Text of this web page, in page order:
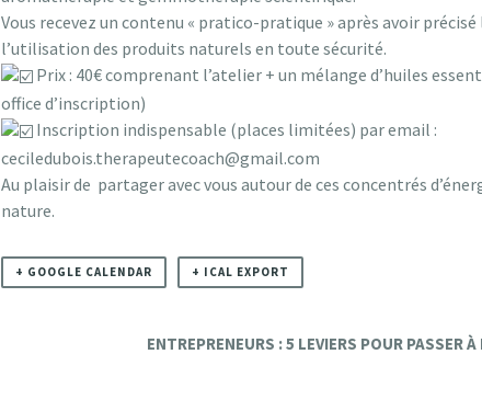
Vous recevez un contenu « pratico-pratique » après avoir précisé
l’utilisation des produits naturels en toute sécurité.
Prix : 40€ comprenant l’atelier + un mélange d’huiles
office d’inscription)
Inscription indispensable (places limitées) par email :
ceciledubois.therapeutecoach@gmail.com
Au plaisir de partager avec vous autour de ces concentrés
nature.
+ GOOGLE CALENDAR + ICAL EXPORT
ENTREPRENEURS : 5 LEVIERS POUR PASSER